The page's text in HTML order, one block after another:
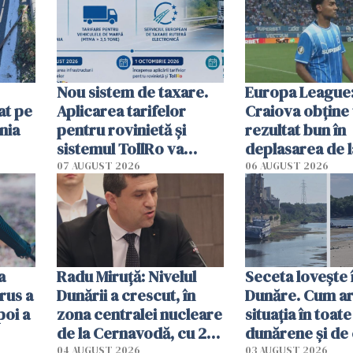
pe
Nou sistem de taxare.
Aplicarea tarifelor
pentru rovinietă şi
sistemul TollRo va
începe la 1 octombrie
07 AUGUST 2026
Europa
Craiova obține
rezultat bun în
deplasarea de
06 AUGUST 2026
a
a
Radu Miruţă: Nivelul
Dunării a crescut, în
zona centralei nucleare
de la Cernavodă, cu 2
Seceta
Dunăre. Cum
situația în
dunărene și de